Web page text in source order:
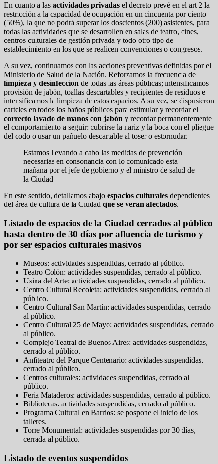
En cuanto a las actividades privadas el decreto prevé en el art 2 la
restricción a la capacidad de ocupación en un cincuenta por ciento
(50%), la que no podrá superar los doscientos (200) asistentes, para
todas las actividades que se desarrollen en salas de teatro, cines,
centros culturales de gestión privada y todo otro tipo de
establecimiento en los que se realicen convenciones o congresos.
A su vez, continuamos con las acciones preventivas definidas por el
Ministerio de Salud de la Nación. Reforzamos la frecuencia de
limpieza y desinfección de todas las áreas públicas; intensificamos
provisión de jabón, toallas descartables y recipientes de residuos e
intensificamos la limpieza de estos espacios. A su vez, se dispusieron
carteles en todos los baños públicos para estimular y recordar el
correcto lavado de manos con jabón y recordar permanentemente
el comportamiento a seguir: cubrirse la nariz y la boca con el pliegue
del codo o usar un pañuelo descartable al toser o estornudar.
Estamos llevando a cabo las medidas de prevención
necesarias en consonancia con lo comunicado esta
mañana por el jefe de gobierno y el ministro de salud de
la Ciudad.
En este sentido, detallamos abajo espacios culturales dependientes
del área de cultura de la Ciudad que se verán afectados.
Listado de espacios de la Ciudad cerrados al público
hasta dentro de 30 días por afluencia de turismo y
por ser espacios culturales masivos
Museos: actividades suspendidas, cerrado al público.
Teatro Colón: actividades suspendidas, cerrado al público.
Usina del Arte: actividades suspendidas, cerrado al público.
Centro Cultural Recoleta: actividades suspendidas, cerrado al
público.
Centro Cultural San Martín: actividades suspendidas, cerrado
al público.
Centro Cultural 25 de Mayo: actividades suspendidas, cerrado
al público.
Complejo Teatral de Buenos Aires: actividades suspendidas,
cerrado al público.
Anfiteatro del Parque Centenario: actividades suspendidas,
cerrado al público.
Centros culturales: actividades suspendidas, cerrado al
público.
Feria Mataderos: actividades suspendidas, cerrado al público.
Bibliotecas: actividades suspendidas, cerrado al público.
Programa Cultural en Barrios: se pospone el inicio de los
talleres.
Torre Monumental: actividades suspendidas por 30 días,
cerrada al público.
Listado de eventos suspendidos